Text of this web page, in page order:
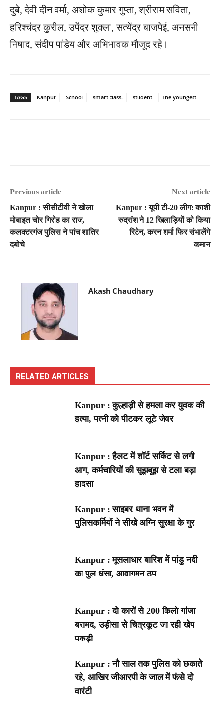
दुबे, देवी दीन वर्मा, अशोक कुमार गुप्ता, श्रीराम सविता,
हरिश्चंद्र कुरील, उपेंद्र शुक्ला, सत्येंद्र बाजपेई, अनसनी
निषाद, संदीप पांडेय और अभिभावक मौजूद रहे।
TAGS Kanpur School smart class. student The youngest
Previous article
Kanpur : सीसीटीवी ने खोला
मोबाइल चोर गिरोह का राज,
कलक्टरगंज पुलिस ने पांच शातिर
दबोचे
Next article
Kanpur : यूपी टी-20 लीग: काशी
रुद्रांश ने 12 खिलाड़ियों को किया
रिटेन, करन शर्मा फिर संभालेंगे
कमान
Akash Chaudhary
RELATED ARTICLES
Kanpur : कुल्हाड़ी से हमला कर युवक की
हत्या, पत्नी को पीटकर लूटे जेवर
Kanpur : हैलट में शॉर्ट सर्किट से लगी
आग, कर्मचारियों की सूझबूझ से टला बड़ा
हादसा
Kanpur : साइबर थाना भवन में
पुलिसकर्मियों ने सीखे अग्नि सुरक्षा के गुर
Kanpur : मूसलाधार बारिश में पांडु नदी
का पुल धंसा, आवागमन ठप
Kanpur : दो कारों से 200 किलो गांजा
बरामद, उड़ीसा से चित्रकूट जा रही खेप
पकड़ी
Kanpur : नौ साल तक पुलिस को छकाते
रहे, आखिर जीआरपी के जाल में फंसे दो
वारंटी